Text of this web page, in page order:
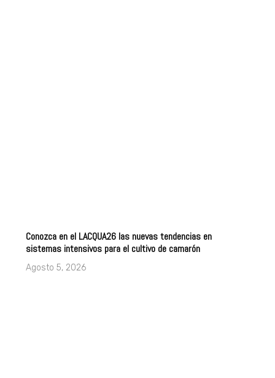
Conozca en el LACQUA26 las nuevas tendencias en
sistemas intensivos para el cultivo de camarón
Agosto 5, 2026